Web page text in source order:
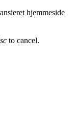
hjemmeside
to cancel.